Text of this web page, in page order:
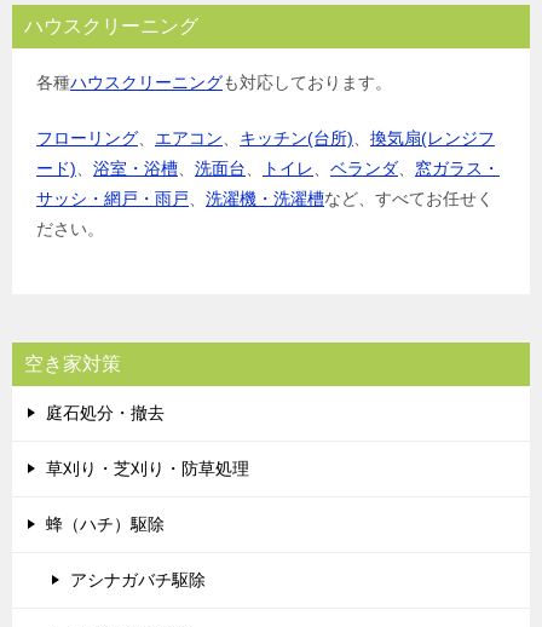
ハウスクリーニング
各種ハウスクリーニングも対応しております。
フローリング エアコン キッチン(台所)
換気扇(レンジフ
ード)
浴室・浴槽 洗面台 トイレ ベランダ
窓ガラス・
サッシ・網戸・雨戸
洗濯機・洗濯槽など、すべてお任せく
ださい。
空き家対策
庭石処分・撤去
草刈り・芝刈り・防草処理
蜂（ハチ）駆除
アシナガバチ駆除